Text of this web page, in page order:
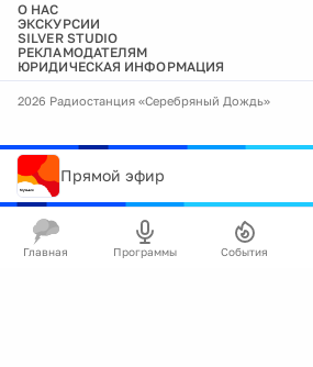
О НАС
ЭКСКУРСИИ
SILVER STUDIO
РЕКЛАМОДАТЕЛЯМ
ЮРИДИЧЕСКАЯ ИНФОРМАЦИЯ
2026 Радиостанция «Серебряный Дождь»
Прямой эфир
Главная Программы События